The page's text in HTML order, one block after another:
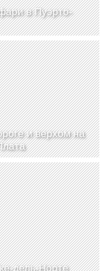
в Пуэрто-
и верхом на
дель-Норте